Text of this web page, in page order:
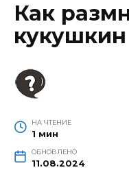
Как
НА ЧТЕНИЕ
1 мин
ОБНОВЛЕНО
11.08.2024